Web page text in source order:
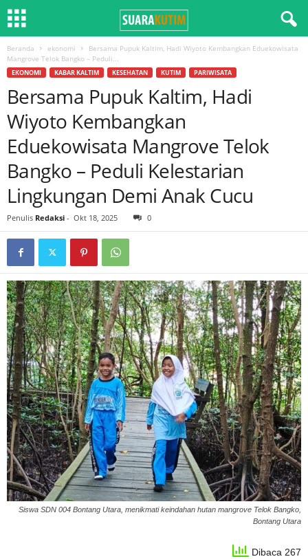
Beranda ekonomi
Bersama Pupuk Kaltim, Hadi Wiyoto Kembangkan Eduekowisata
Mangrove Telok Bangko – Peduli...
EKONOMI KABAR KALTIM KESEHATAN KUTIM PARIWISATA
Bersama Pupuk Kaltim, Hadi
Wiyoto Kembangkan
Eduekowisata Mangrove Telok
Bangko – Peduli Kelestarian
Lingkungan Demi Anak Cucu
Penulis Redaksi - Okt 18, 2025 0
Siswa SDN 004 Bontang Utara, menikmati keindahan hutan mangrove Telok Bangko,
Bontang Utara
Dibaca 267